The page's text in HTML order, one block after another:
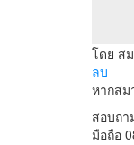
โดย ส
ลบ
หากสม
สอบถา
มือถือ